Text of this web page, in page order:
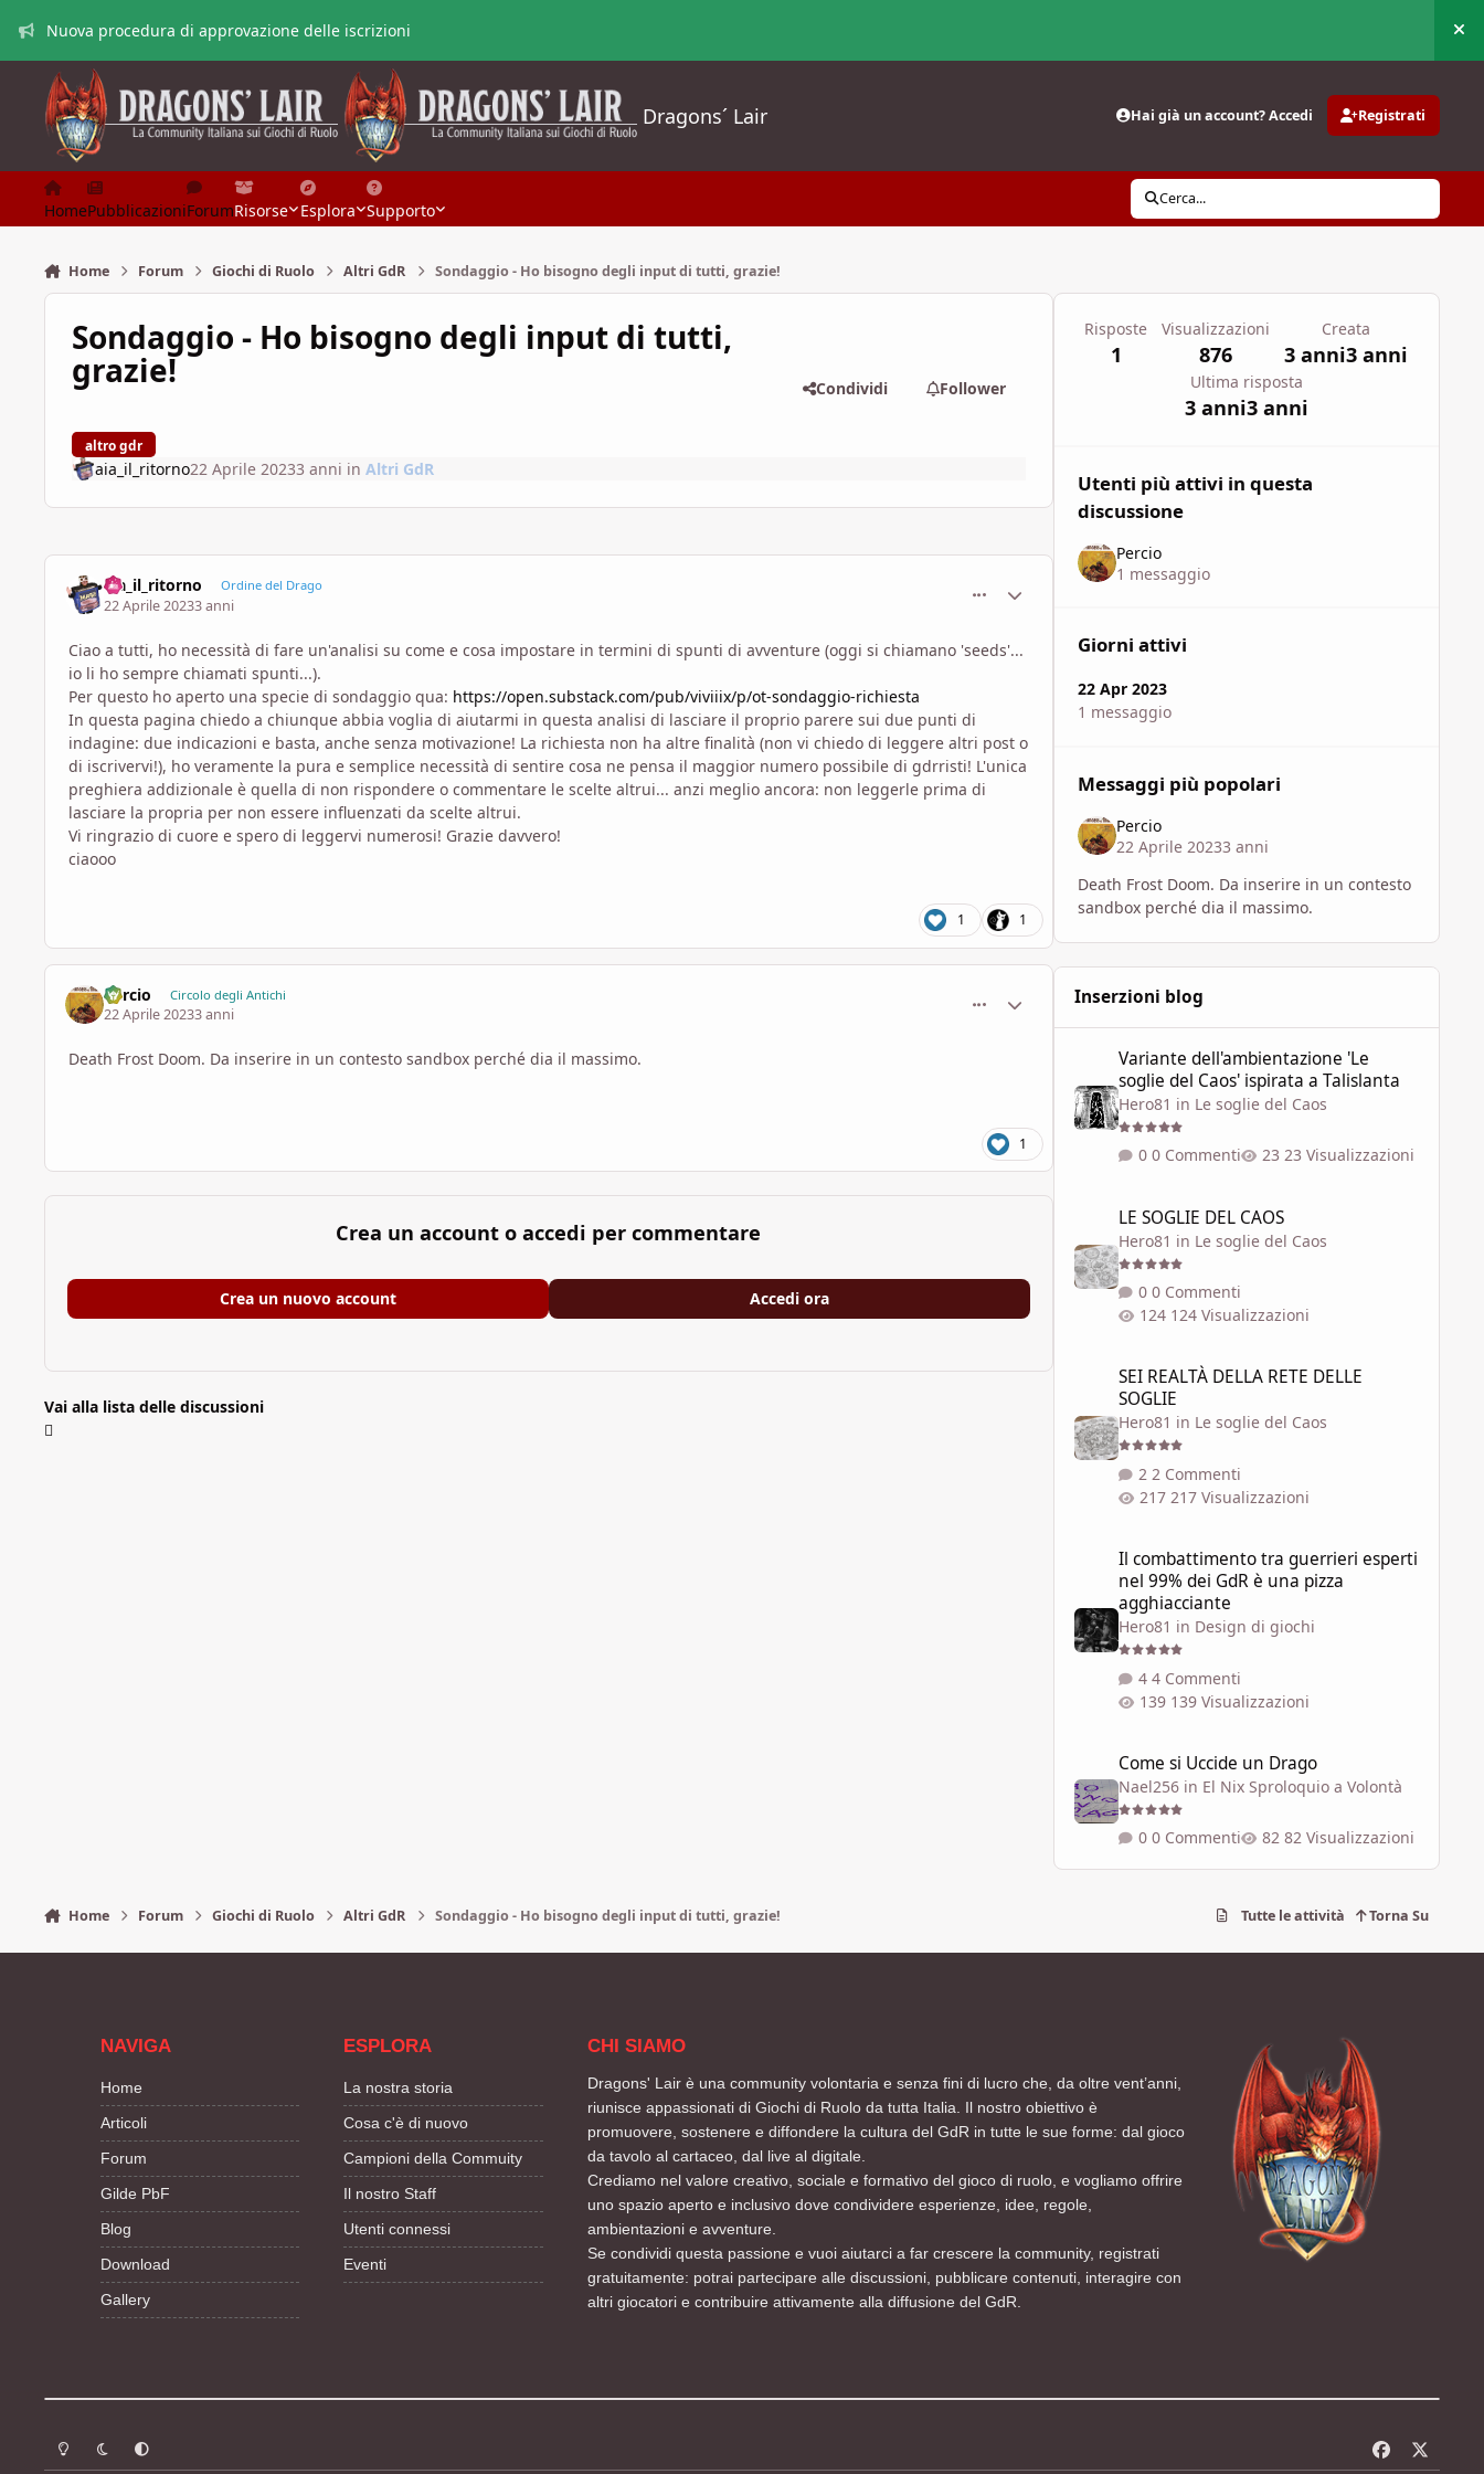
Nuova procedura di approvazione delle iscrizioni
Dragons´ Lair Hai già un account? Accedi Registrati
HomePubblicazioniForumRisorse Esplora Supporto
Cerca...
Home Forum Giochi di Ruolo Altri GdR Sondaggio - Ho bisogno degli input di tutti, grazie!
Sondaggio - Ho bisogno degli input di tutti,
grazie!
altro gdr
Condividi Follower
aia_il_ritorno22 Aprile 20233 anni in Altri GdR
aia_il_ritorno Ordine del Drago
22 Aprile 20233 anni
comment_1844960
Statistiche Autore
Ciao a tutti, ho necessità di fare un'analisi su come e cosa impostare in termini di spunti di avventure (oggi si chiamano 'seeds'...
io li ho sempre chiamati spunti...).
Per questo ho aperto una specie di sondaggio qua: https://open.substack.com/pub/viviiix/p/ot-sondaggio-richiesta
In questa pagina chiedo a chiunque abbia voglia di aiutarmi in questa analisi di lasciare il proprio parere sui due punti di
indagine: due indicazioni e basta, anche senza motivazione! La richiesta non ha altre finalità (non vi chiedo di leggere altri post o
di iscrivervi!), ho veramente la pura e semplice necessità di sentire cosa ne pensa il maggior numero possibile di gdrristi! L'unica
preghiera addizionale è quella di non rispondere o commentare le scelte altrui... anzi meglio ancora: non leggerle prima di
lasciare la propria per non essere influenzati da scelte altrui.
Vi ringrazio di cuore e spero di leggervi numerosi! Grazie davvero!
ciaooo
1 1
Percio Circolo degli Antichi
22 Aprile 20233 anni
comment_1845037
Statistiche Autore
Death Frost Doom. Da inserire in un contesto sandbox perché dia il massimo.
1
Crea un account o accedi per commentare
Crea un nuovo account Accedi ora
Vai alla lista delle discussioni
Risposte
1
Visualizzazioni
876
Creata
3 anni3 anni
Ultima risposta
3 anni3 anni
Utenti più attivi in questa
discussione
Percio
1 messaggio
Giorni attivi
22 Apr 2023
1 messaggio
Messaggi più popolari
Percio
22 Aprile 20233 anni
Death Frost Doom. Da inserire in un contesto
Inserzioni blog
Variante dell'ambientazione 'Le
soglie del Caos' ispirata a Talislanta
Hero81 in Le soglie del Caos
0 Commenti 23 Visualizzazioni
LE SOGLIE DEL CAOS
Hero81 in Le soglie del Caos
0 Commenti
124 Visualizzazioni
SEI REALTÀ DELLA RETE DELLE
SOGLIE
Hero81 in Le soglie del Caos
2 Commenti
217 Visualizzazioni
Il combattimento tra guerrieri esperti
nel 99% dei GdR è una pizza
agghiacciante
Hero81 in Design di giochi
4 Commenti
139 Visualizzazioni
Come si Uccide un Drago
Nael256in El Nix Sproloquio a Volontà
0 Commenti 82 Visualizzazioni
Home Forum Giochi di Ruolo Altri GdR Sondaggio - Ho bisogno degli input di tutti, grazie! Tutte le attività Torna Su
NAVIGA
Home
Articoli
Forum
Gilde PbF
Blog
Download
Gallery
ESPLORA
La nostra storia
Cosa c'è di nuovo
Campioni della Commuity
Il nostro Staff
Utenti connessi
Eventi
CHI SIAMO
Dragons' Lair è una community volontaria e senza fini di lucro che, da oltre vent’anni,
riunisce appassionati di Giochi di Ruolo da tutta Italia. Il nostro obiettivo è
promuovere, sostenere e diffondere la cultura del GdR in tutte le sue forme: dal gioco
da tavolo al cartaceo, dal live al digitale.
Crediamo nel valore creativo, sociale e formativo del gioco di ruolo, e vogliamo offrire
uno spazio aperto e inclusivo dove condividere esperienze, idee, regole,
ambientazioni e avventure.
Se condividi questa passione e vuoi aiutarci a far crescere la community, registrati
gratuitamente: potrai partecipare alle discussioni, pubblicare contenuti, interagire con
altri giocatori e contribuire attivamente alla diffusione del GdR.
Modalità chiara
Modalità scuraSegui la preferenza del sistema